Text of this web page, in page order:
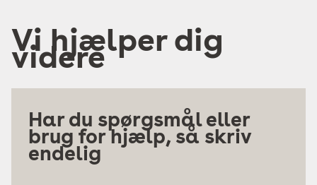
Vi hjælper dig
videre
Har du spørgsmål eller
brug for hjælp, så skriv
endelig